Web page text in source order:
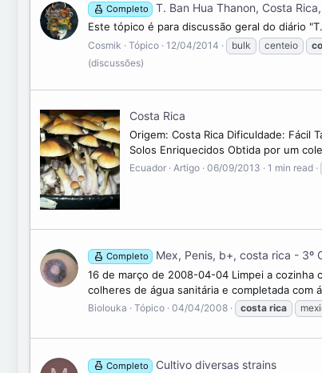
Completo T. Ban Hua Thanon, Costa
Este tópico é para discussão geral do diário
Cosmik Tópico 12/04/2014 bulk centeio
(discussões)
Costa Rica
Origem: Costa Rica Dificuldade: Fácil
Solos Enriquecidos Obtida por um
Ecuador Artigo 06/09/2013 1 min read
Completo Mex, Penis, b+, costa rica - 3º
16 de março de 2008-04-04 Limpei a cozinha
colheres de água sanitária e completada com
Biolouka Tópico 04/04/2008 costa rica
Completo Cultivo diversas strains